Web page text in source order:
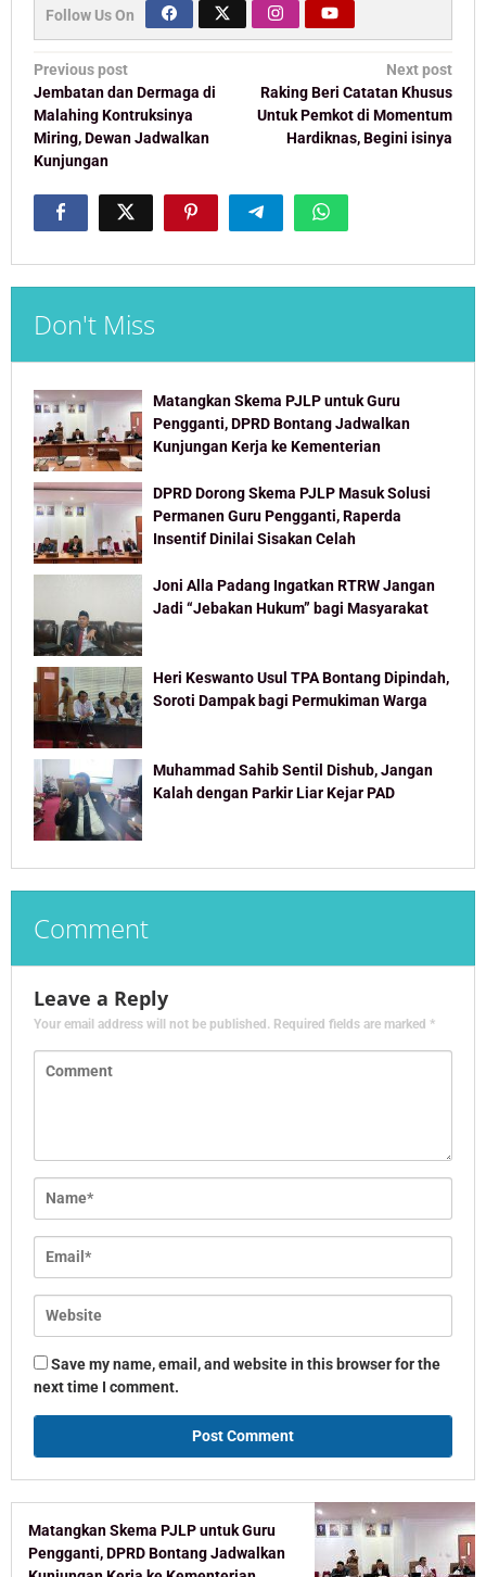
Follow Us On
Post
navigation
Previous post
Jembatan dan Dermaga di
Malahing Kontruksinya
Miring, Dewan Jadwalkan
Kunjungan
Next post
Raking Beri Catatan Khusus
Untuk Pemkot di Momentum
Hardiknas, Begini isinya
Don't Miss
Matangkan Skema PJLP untuk Guru
Pengganti, DPRD Bontang Jadwalkan
Kunjungan Kerja ke Kementerian
DPRD Dorong Skema PJLP Masuk Solusi
Permanen Guru Pengganti, Raperda
Insentif Dinilai Sisakan Celah
Joni Alla Padang Ingatkan RTRW Jangan
Jadi “Jebakan Hukum” bagi Masyarakat
Heri Keswanto Usul TPA Bontang Dipindah,
Soroti Dampak bagi Permukiman Warga
Muhammad Sahib Sentil Dishub, Jangan
Kalah dengan Parkir Liar Kejar PAD
Comment
Leave a Reply
Your email address will not be published. Required fields are marked *
Save my name, email, and website in this browser for the
next time I comment.
Matangkan Skema PJLP untuk Guru
Pengganti, DPRD Bontang Jadwalkan